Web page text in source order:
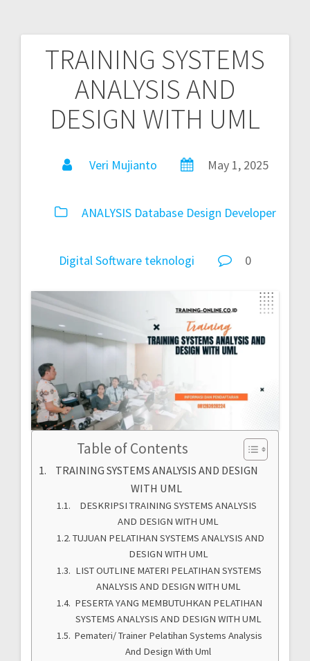
TRAINING SYSTEMS
ANALYSIS AND
DESIGN WITH UML
Veri Mujianto May 1, 2025
ANALYSIS Database Design Developer
DigitalSoftware teknologi 0
Table of Contents
TRAINING SYSTEMS ANALYSIS AND DESIGN
WITH UML
DESKRIPSI TRAINING SYSTEMS ANALYSIS
AND DESIGN WITH UML
TUJUAN PELATIHAN SYSTEMS ANALYSIS AND
DESIGN WITH UML
LIST OUTLINE MATERI PELATIHAN SYSTEMS
ANALYSIS AND DESIGN WITH UML
PESERTA YANG MEMBUTUHKAN PELATIHAN
SYSTEMS ANALYSIS AND DESIGN WITH UML
Pemateri/ Trainer Pelatihan Systems Analysis
And Design With Uml